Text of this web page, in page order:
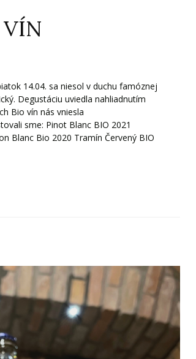
14.04. sa niesol v duchu famóznej
Degustáciu uviedla nahliadnutím
Bio vín nás vniesla
sme: Pinot Blanc BIO 2021
Blanc Bio 2020 Tramín Červený BIO